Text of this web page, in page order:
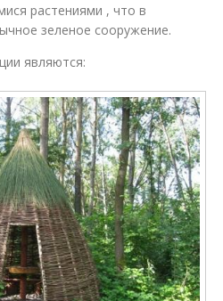
растениями , что в
зеленое сооружение.
являются: